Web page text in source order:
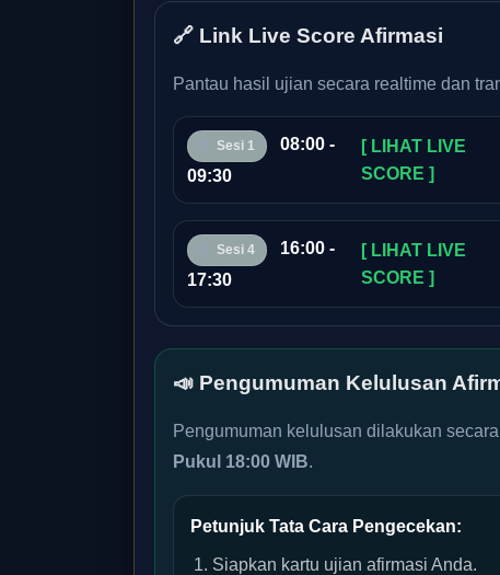
🔗 Link Live Score Afirmasi
Pantau hasil ujian secara realtime dan
Sesi 1
08:00 -
09:30
[ LIHAT LIVE
SCORE ]
Sesi 4
16:00 -
17:30
[ LIHAT LIVE
SCORE ]
📣 Pengumuman Kelulusan
Pengumuman kelulusan dilakukan
Pukul 18:00 WIB.
Petunjuk Tata Cara Pengecekan:
Siapkan kartu ujian afirmasi Anda.